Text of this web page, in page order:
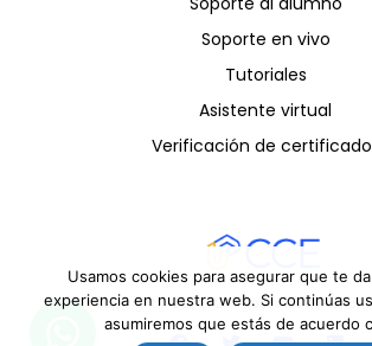
Soporte en vivo
Tutoriales
Asistente virtual
Verificación de
Copyright © CCE 2025 - Todos los derechos
Usamos cookies para asegurar que te
experiencia en nuestra web. Si continúas
asumiremos que estás de acuerdo